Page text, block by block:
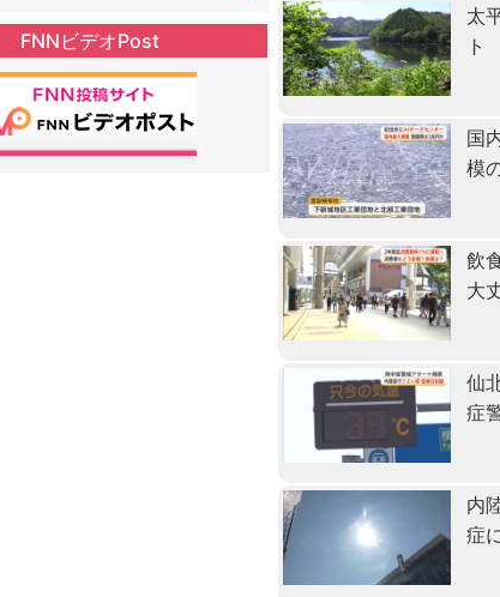
太
ト
国
模
飲
大
仙
症
内
症
FNNビデオPost